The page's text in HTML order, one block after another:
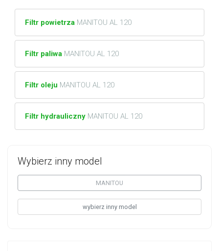
Wybierz inny model
MANITOU
wybierz inny model
Filtr powietrza MANITOU AL 120
Filtr paliwa MANITOU AL 120
Filtr oleju MANITOU AL 120
Filtr hydrauliczny MANITOU AL 120